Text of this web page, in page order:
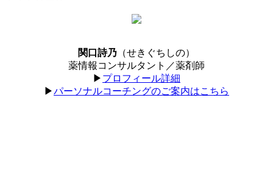
関口詩乃 （せきぐちしの）
薬情報コンサルタント／薬剤師
▶︎ プロフィール詳細
▶︎パーソナルコーチングのご案内はこちら